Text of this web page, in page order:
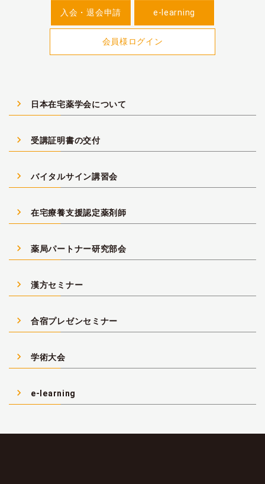
入会・退会申請 e-learning
会員様ログイン
navigate_next 日本在宅薬学会について
navigate_next 受講証明書の交付
navigate_next バイタルサイン講習会
navigate_next 在宅療養支援認定薬剤師
navigate_next 薬局パートナー研究部会
navigate_next 漢方セミナー
navigate_next 合宿プレゼンセミナー
navigate_next 学術大会
navigate_next e-learning